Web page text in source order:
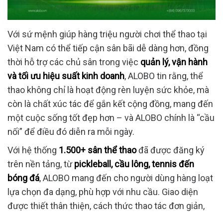
Với sứ mệnh giúp hàng triệu người chơi thể thao tại
Việt Nam có thể tiếp cận sân bãi dễ dàng hơn, đồng
thời hỗ trợ các chủ sân trong việc quản lý, vận hành
và tối ưu hiệu suất kinh doanh, ALOBO tin rằng, thể
thao không chỉ là hoạt động rèn luyện sức khỏe, mà
còn là chất xúc tác để gắn kết cộng đồng, mang đến
một cuộc sống tốt đẹp hơn – và ALOBO chính là “cầu
nối” để điều đó diễn ra mỗi ngày.
Với hệ thống 1.500+ sân thể thaođã được đăng ký
trên nền tảng, từpickleball, cầu lông, tennis đến
bóng đá, ALOBO mang đến cho người dùng hàng loạt
lựa chọn đa dạng, phù hợp với nhu cầu. Giao diện
được thiết thân thiện, cách thức thao tác đơn giản,